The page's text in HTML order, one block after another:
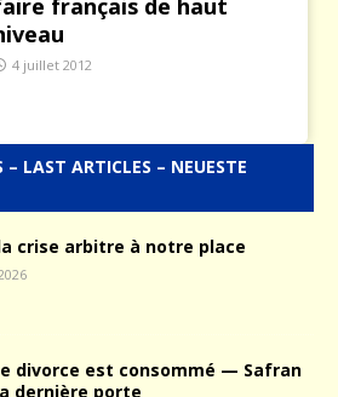
français de haut
4 juillet 2012
– LAST ARTICLES – NEUESTE
crise arbitre à notre place
divorce est consommé — Safran
dernière porte